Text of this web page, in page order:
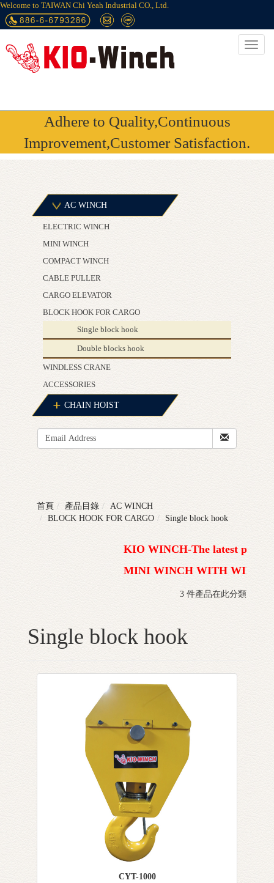
Welcome to TAIWAN Chi Yeah Industrial CO., Ltd.
Adhere to Quality,Continuous
Improvement,Customer Satisfaction.
AC WINCH
ELECTRIC WINCH
MINI WINCH
COMPACT WINCH
CABLE PULLER
CARGO ELEVATOR
BLOCK HOOK FOR CARGO
Single block hook
Double blocks hook
WINDLESS CRANE
ACCESSORIES
CHAIN HOIST
首頁 產品目錄
AC WINCH
BLOCK HOOK FOR CARGO
Single block hook
KIO WINCH-The latest
MINI WINCH WITH
3 件產品在此分類
Single block hook
CYT-1000